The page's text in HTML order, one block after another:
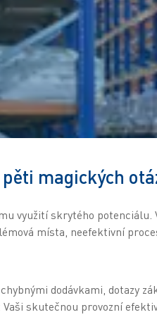
magických
využití skrytého potenciálu.
místa, neefektivní
dodávkami, dotazy
skutečnou provozní